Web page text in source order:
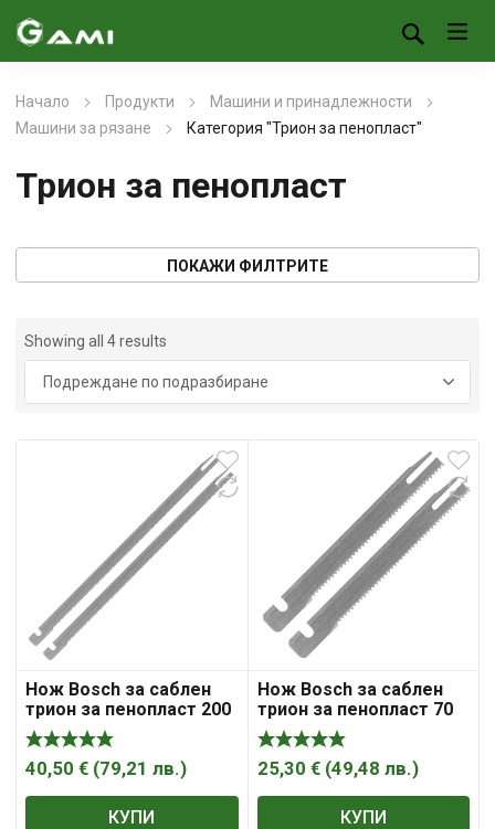
Начало Продукти
Машини и принадлежности
Машини за рязане
Категория "Трион за пенопласт"
Трион за пенопласт
ПОКАЖИ ФИЛТРИТЕ
Showing all 4 results
Нож Bosch за саблен
трион за пенопласт 200
мм, 2 бр.
40,50 € (79,21 лв.)
КУПИ
Нож Bosch за саблен
трион за пенопласт 70
мм, 2 бр.
25,30 € (49,48 лв.)
КУПИ